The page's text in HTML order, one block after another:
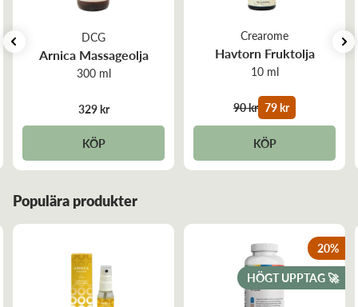
topp till tå, bra även till intimvård..
DCG
Arnica Massageolja
300 ml
329 kr
KÖP
Crearome
Havtorn Fruktolja
10 ml
90 kr 79 kr
KÖP
Populära produkter
20%
HÖGT UPPTAG 🚀